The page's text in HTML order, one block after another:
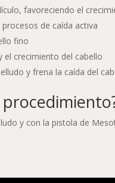
favoreciendo el
de caída activa
fino
el crecimiento del cabello
y frena la caída del
y con la pistola de